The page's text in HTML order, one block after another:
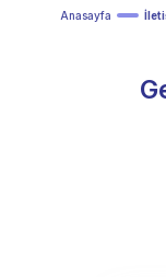
Anasayfa